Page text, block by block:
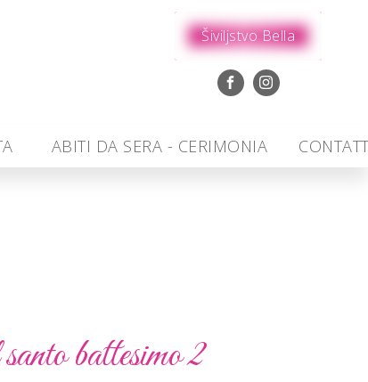
Šiviljstvo Bella
ABITI DA SERA - CERIMONIA
battesimo 2